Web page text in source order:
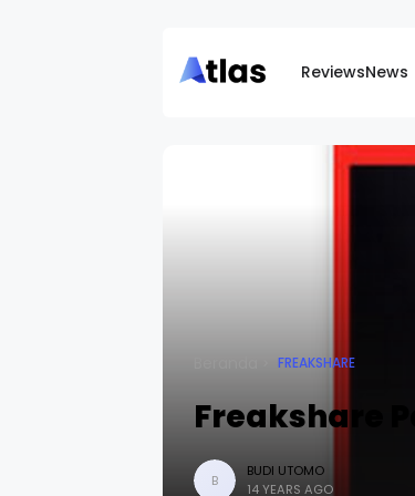
ReviewsNews
FREAKSHARE
Freakshare
B
BUDI UTOMO
14 YEARS AGO